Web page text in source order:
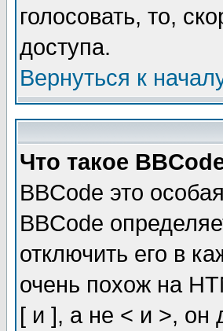
голосовать, то,
доступа.
Вернуться к
Что такое
BBCode это
BBCode
отключить его в
очень похож на
[ и ], а не < и >, он